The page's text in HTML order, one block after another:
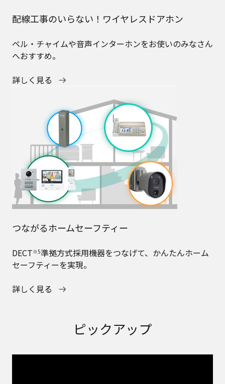
配線工事のいらない！ワイヤレスドアホン
ベル・チャイムや音声インターホンをお使いのみなさん
へおすすめ。
詳しく見る
つながるホームセーフティー
DECT※5準拠方式採用機器をつなげて、かんたんホーム
セーフティーを実現。
詳しく見る
ピックアップ